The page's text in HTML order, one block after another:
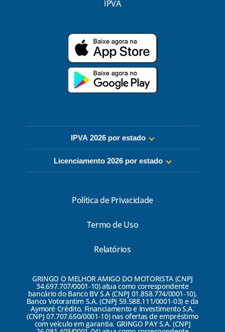
IPVA
IPVA 2026 por estado
Licenciamento 2026 por estado
Política de Privacidade
Termo de Uso
Relatórios
GRINGO O MELHOR AMIGO DO MOTORISTA (CNPJ
34.697.707/0001-10) atua como correspondente
bancário do Banco BV S.A (CNPJ 01.858.774/0001-10),
Banco Votorantim S.A. (CNPJ 59.588.111/0001-03) e da
Aymoré Crédito, Financiamento e Investimento S.A.
(CNPJ 07.707.650/0001-10) nas ofertas de empréstimo
com veículo em garantia. GRINGO PAY S.A. (CNPJ